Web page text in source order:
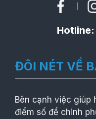
Hotline:
ĐÔI NÉT VỀ
Bên cạnh việc giúp
điểm số để chinh